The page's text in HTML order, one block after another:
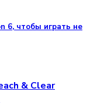
6, чтобы играть не
& Clear